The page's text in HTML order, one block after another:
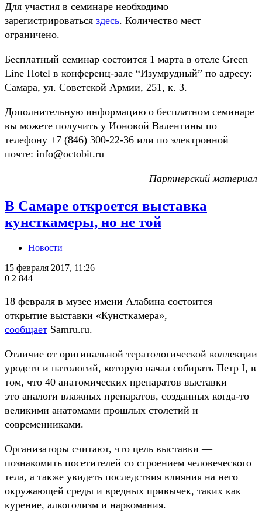
Для участия в семинаре необходимо
зарегистрироваться здесь. Количество мест
ограничено.
Бесплатный семинар состоится 1 марта в отеле Green
Line Hotel в конференц-зале “Изумрудный” по адресу:
Самара, ул. Советской Армии, 251, к. 3.
Дополнительную информацию о бесплатном семинаре
вы можете получить у Ионовой Валентины по
телефону +7 (846) 300-22-36 или по электронной
почте: info@octobit.ru
Партнерский материал
В Самаре откроется выставка
кунсткамеры, но не той
Новости
15 февраля 2017, 11:26
0 2 844
18 февраля в музее имени Алабина состоится
открытие выставки «Кунсткамера»,
сообщает Samru.ru.
Отличие от оригинальной тератологической коллекции
уродств и патологий, которую начал собирать Петр I, в
том, что 40 анатомических препаратов выставки —
это аналоги влажных препаратов, созданных когда-то
великими анатомами прошлых столетий и
современниками.
Организаторы считают, что цель выставки —
познакомить посетителей со строением человеческого
тела, а также увидеть последствия влияния на него
окружающей среды и вредных привычек, таких как
курение, алкоголизм и наркомания.